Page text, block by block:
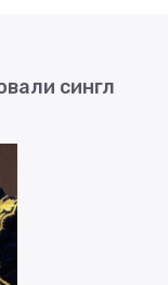
сингл